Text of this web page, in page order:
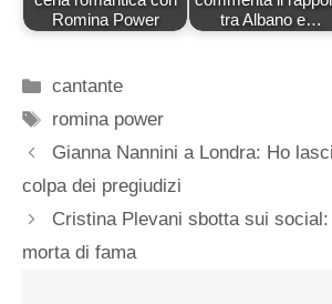
Romina Power
tra Albano e…
Categorie
cantante
Tag
romina power
Gianna Nannini a Londra: Ho
colpa dei pregiudizi
Cristina Plevani sbotta sui
morta di fama